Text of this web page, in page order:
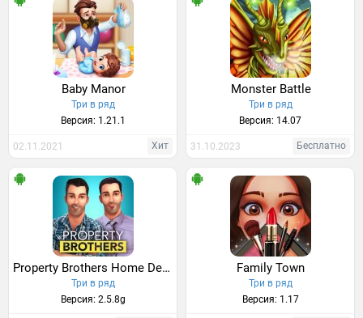
Baby Manor
Три в ряд
Версия: 1.21.1
02.11.2021 Хит
Monster Battle
Три в ряд
Версия: 14.07
31.10.2023 Бесплатно
Property Brothers Home Design
Три в ряд
Версия: 2.5.8g
Family Town
Три в ряд
Версия: 1.17